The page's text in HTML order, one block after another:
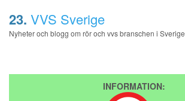
23. VVS Sverige
Nyheter och blogg om rör och vvs branschen i
INFORMATION: